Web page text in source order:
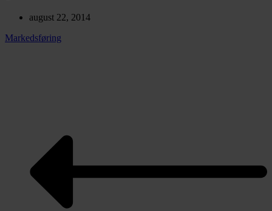
august 22, 2014
Markedsføring